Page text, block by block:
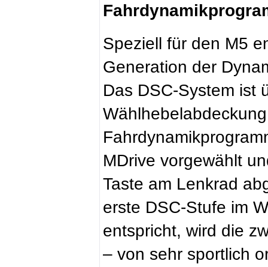
Speziell für den M5
Generation der
Das DSC-System ist
MDrive vorgewählt
Taste am Lenkrad
erste DSC-Stufe im
entspricht, wird die
– von sehr sportlich